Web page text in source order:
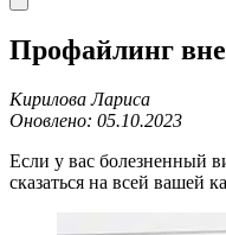
Профайлинг
Кирилова Лариса
Оновлено: 05.10.2023
Если у вас болезненный
сказаться на всей вашей